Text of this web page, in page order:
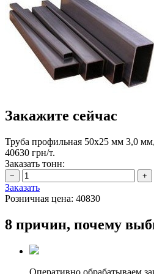
Закажите сейчас
Труба профильная 50х25 мм 3,0
40630 грн/т.
Заказать тонн:
Заказать
Розничная цена: 40830
8 причин, почему